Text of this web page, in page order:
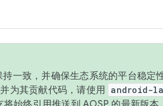
一致，并确保生态系统的平台稳定
为其贡献代码，请使用 android-